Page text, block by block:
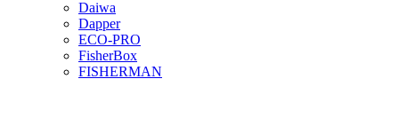
Daiwa
Dapper
ECO-PRO
FisherBox
FISHERMAN